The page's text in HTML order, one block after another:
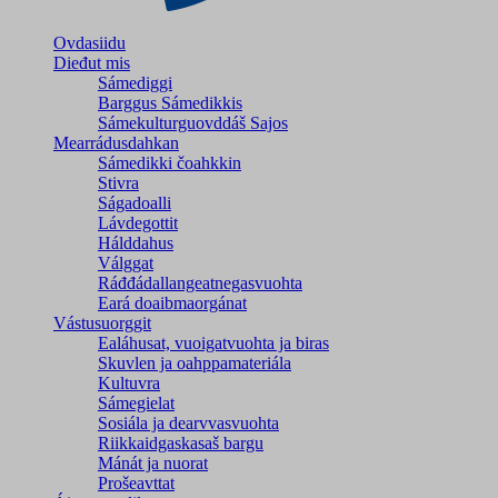
Ovdasiidu
Dieđut mis
Sámediggi
Barggus Sámedikkis
Sámekulturguovddáš Sajos
Mearrádusdahkan
Sámedikki čoahkkin
Stivra
Ságadoalli
Lávdegottit
Hálddahus
Válggat
Ráđđádallangeatnegas­vuohta
Eará doaibmaorgánat
Vástusuorggit
Ealáhusat, vuoigatvuohta ja biras
Skuvlen ja oahppamateriála
Kultuvra
Sámegielat
Sosiála ja dearvvasvuohta
Riikkaidgaskasaš bargu
Mánát ja nuorat
Prošeavttat